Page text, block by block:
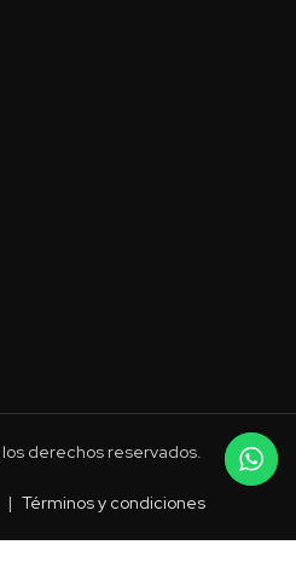
los derechos reservados.
| Términos y condiciones